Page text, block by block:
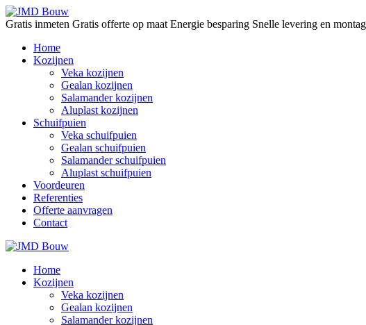
Gratis inmeten Gratis offerte op maat Energie besparing Snelle levering en
Home
Kozijnen
Veka kozijnen
Gealan kozijnen
Salamander kozijnen
Aluplast kozijnen
Schuifpuien
Veka schuifpuien
Gealan schuifpuien
Salamander schuifpuien
Aluplast schuifpuien
Voordeuren
Referenties
Offerte aanvragen
Contact
Home
Kozijnen
Veka kozijnen
Gealan kozijnen
Salamander kozijnen